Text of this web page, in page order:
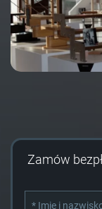
Zamów